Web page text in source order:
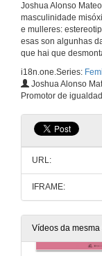
Joshua Alonso
masculinidade
e mulleres:
esas son algunhas
que hai que
i18n.one.Series:
Joshua Alonso
Promotor de
URL:
IFRAME:
Vídeos da mesma